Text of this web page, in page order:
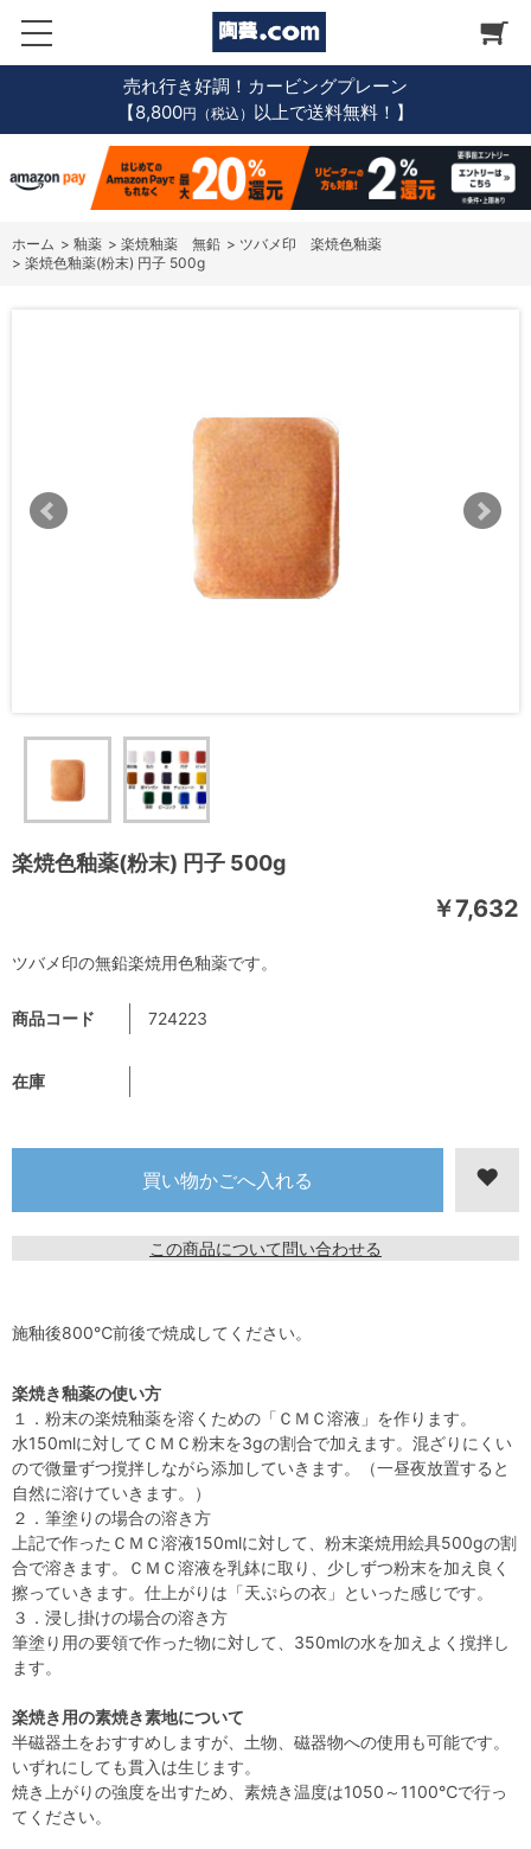
売れ行き好調！カービングプレーン
【8,800円（税込） 以上で送料無料！】
ホーム > 釉薬 > 楽焼釉薬 無鉛 > ツバメ印 楽焼色釉薬
> 楽焼色釉薬(粉末) 円子 500g
楽焼色釉薬(粉末) 円子 500g
￥7,632
商品コード 724223
在庫
この商品について問い合わせる
ツバメ印の無鉛楽焼用色釉薬です。
施釉後800℃前後で焼成してください。
楽焼き釉薬の使い方
１．粉末の楽焼釉薬を溶くための「ＣＭＣ溶液」を作ります。
水150mlに対してＣＭＣ粉末を3gの割合で加えます。混ざりにくい
ので微量ずつ撹拌しながら添加していきます。（一昼夜放置すると
自然に溶けていきます。）
２．筆塗りの場合の溶き方
上記で作ったＣＭＣ溶液150mlに対して、粉末楽焼用絵具500gの割
合で溶きます。ＣＭＣ溶液を乳鉢に取り、少しずつ粉末を加え良く
擦っていきます。仕上がりは「天ぷらの衣」といった感じです。
３．浸し掛けの場合の溶き方
筆塗り用の要領で作った物に対して、350mlの水を加えよく撹拌し
ます。
楽焼き用の素焼き素地について
半磁器土をおすすめしますが、土物、磁器物への使用も可能です。
いずれにしても貫入は生じます。
焼き上がりの強度を出すため、素焼き温度は1050～1100℃で行っ
てください。